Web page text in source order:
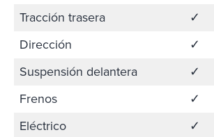
Tracción trasera
✓
Dirección
✓
Suspensión delantera
✓
Frenos
✓
Eléctrico
✓